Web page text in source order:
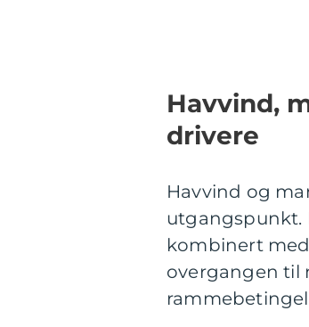
Havvind,
drivere
Havvind og
utgangspunkt.
kombinert
overgangen til